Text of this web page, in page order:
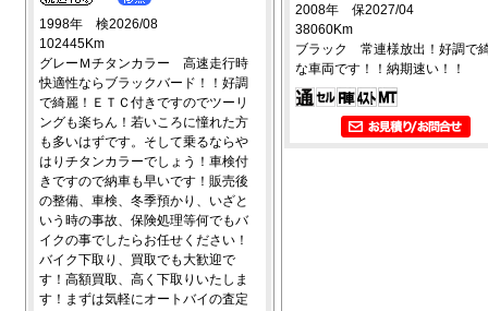
1998年 検2026/08
102445Km
グレーＭチタンカラー 高速走行時
快適性ならブラックバード！！好調
で綺麗！ＥＴＣ付きですのでツーリ
ングも楽ちん！若いころに憧れた方
も多いはずです。そして乗るならや
はりチタンカラーでしょう！車検付
きですので納車も早いです！販売後
の整備、車検、冬季預かり、いざと
いう時の事故、保険処理等何でもバ
イクの事でしたらお任せください！
バイク下取り、買取でも大歓迎で
す！高額買取、高く下取りいたしま
す！まずは気軽にオートバイの査定
2008年 保2027/04
38060Km
ブラック 常連様放出！好調で
な車両です！！納期速い！！